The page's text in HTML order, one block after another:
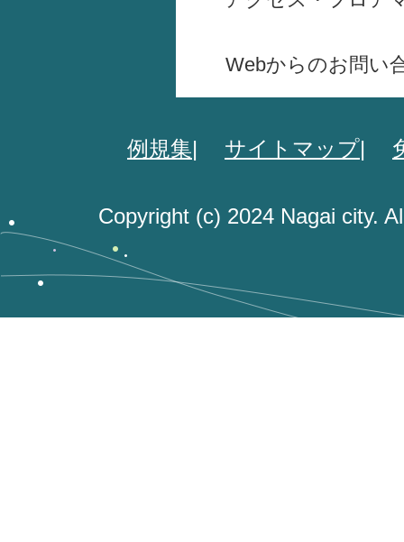
Webからのお問い
例規集 サイトマップ
Copyright (c) 2024 Nagai city.